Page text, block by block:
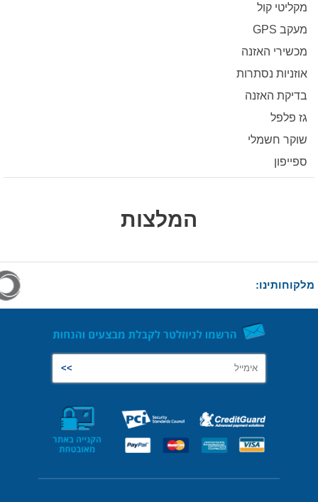
מקליטי קול
מעקב GPS
מכשירי האזנה
אוזניות נסתרות
בדיקת האזנה
גז פלפל
שוקר חשמלי
ספייפון
המלצות
מלקוחותינו: